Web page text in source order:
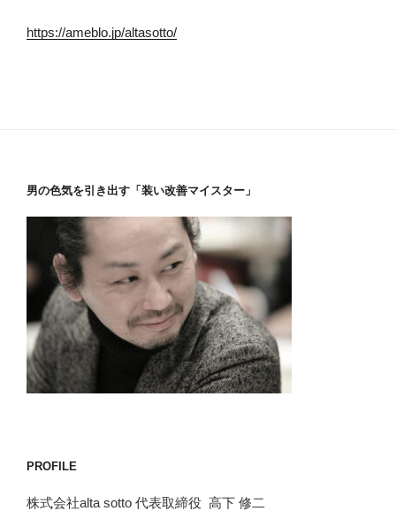
https://ameblo.jp/altasotto/
男の色気を引き出す「装い改善マイスター」
PROFILE
株式会社alta sotto 代表取締役 高下 修二